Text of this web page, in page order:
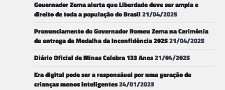
Governador Zema alerta que Liberdade deve ser ampla e
direito de toda a população do Brasil21/04/2025
Pronunciamento do Governador Romeu Zema na Cerimônia
de entrega da Medalha da Inconfidência 202521/04/2025
Diário Oficial de Minas Celebra 133 Anos21/04/2025
Era digital pode ser a responsável por uma geração de
crianças menos inteligentes24/01/2023